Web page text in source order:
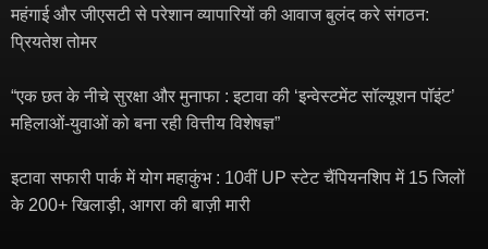
महंगाई और जीएसटी से परेशान व्यापारियों की आवाज बुलंद करे संगठन:
प्रियतेश तोमर
“एक छत के नीचे सुरक्षा और मुनाफा : इटावा की ‘इन्वेस्टमेंट सॉल्यूशन पॉइंट’
महिलाओं-युवाओं को बना रही वित्तीय विशेषज्ञ”
इटावा सफारी पार्क में योग महाकुंभ : 10वीं UP स्टेट चैंपियनशिप में 15 जिलों
के 200+ खिलाड़ी, आगरा की बाज़ी मारी